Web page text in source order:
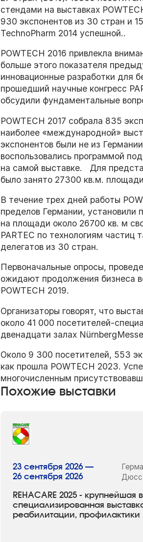
стендами на выставках
930 экспонентов из 30 стран и
TechnoPharm 2014 успешной..
POWTECH 2016 привлекла
больше этого показателя
инновационные разработки для
прошедший научные конгресс
обсудили фундаментальные
POWTECH 2017 собрала 835
наиболее «международной»
экспонентов были не из
воспользовались программой
на самой выставке. Для
было занято 27300 кв.м.
В течение трех дней работы
пределов Германии, установили
на площади около 26700 кв. м
PARTEC по технологиям
делегатов из 30 стран.
Первоначальные опросы,
ожидают продолжения бизнеса
POWTECH 2019.
Организаторы говорят, что
около 41 000 посетителей-
двенадцати залах
Около 9 300 посетителей, 553
как прошла POWTECH 2023.
многочисленным
Похожие выставки
REHACARE 2025 - крупнейшая
специализированная
реабилитации, профилактики
23 сентября 2026 —
26 сентября 2026